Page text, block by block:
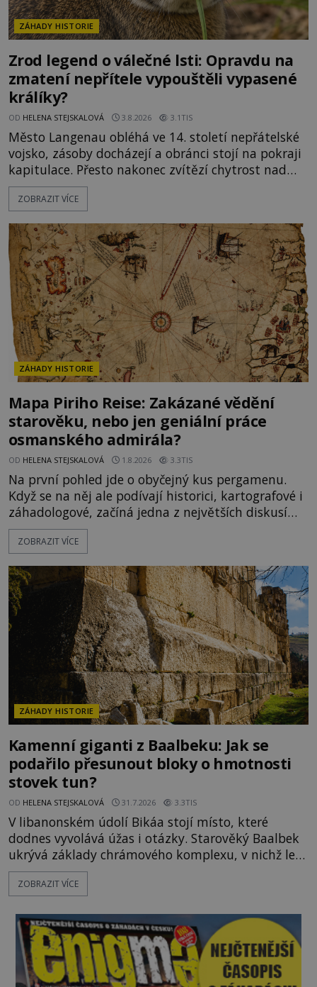
ZÁHADY HISTORIE
Zrod legend o válečné lsti: Opravdu na
zmatení nepřítele vypouštěli vypasené
králíky?
OD HELENA STEJSKALOVÁ 3.8.2026 3.1TIS
Město Langenau obléhá ve 14. století nepřátelské
vojsko, zásoby docházejí a obránci stojí na pokraji
kapitulace. Přesto nakonec zvítězí chytrost nad
hrubou silou. Podle staré německé legendy vypustí
obyvatelé za hradby dobře živeného králíka, aby
dost. Čas pracuje pro obléhatele. Ve městě ubývají
zásoby a každý den znamená další porci strádá
ZOBRAZIT VÍCE
ZÁHADY HISTORIE
Mapa Piriho Reise: Zakázané vědění
starověku, nebo jen geniální práce
osmanského admirála?
OD HELENA STEJSKALOVÁ 1.8.2026 3.3TIS
Na první pohled jde o obyčejný kus pergamenu.
Když se na něj ale podívají historici, kartografové i
záhadologové, začíná jedna z největších diskusí
moderní historie. Osmanský admirál Piri Reis roku
1513 kreslí mapu světa, která překvapuje
ní vidí důkaz ztracené civilizace nebo dokonce
znalost Antarktidy dávno před jejím objevením.
Jiní tvrdí,
ZOBRAZIT VÍCE
ZÁHADY HISTORIE
Kamenní giganti z Baalbeku: Jak se
podařilo přesunout bloky o hmotnosti
stovek tun?
OD HELENA STEJSKALOVÁ 31.7.2026 3.3TIS
V libanonském údolí Bikáa stojí místo, které
dodnes vyvolává úžas i otázky. Starověký Baalbek
ukrývá základy chrámového komplexu, v nichž leží
kameny tak obrovské, že se zdá téměř nemožné je
přesunout. Některé bloky váží kolem tisíce tun,
kolosů dokonce odhadem až 1650 tun. Jak lidé bez
moderních strojů dokázali takové giganty vytesat,
dopravit a přesně u
ZOBRAZIT VÍCE